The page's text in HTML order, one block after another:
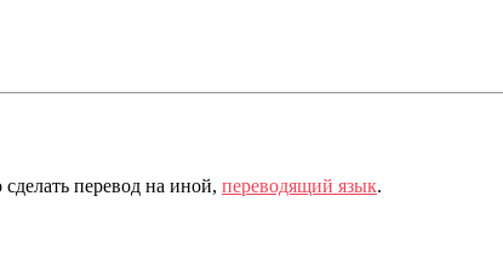
перевод на иной, переводящий язык.